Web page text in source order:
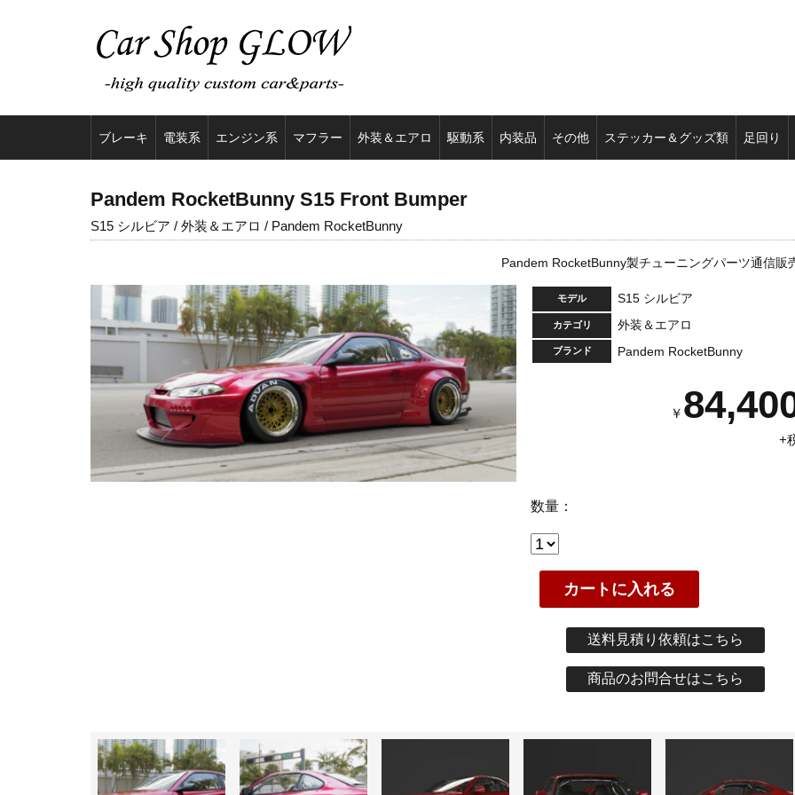
ブレーキ 電装系 エンジン系 マフラー 外装＆エアロ 駆動系 内装品 その他 ステッカー＆グッズ類 足回り
Pandem RocketBunny S15 Front Bumper
S15 シルビア / 外装＆エアロ / Pandem RocketBunny
Pandem RocketBunny製チューニングパーツ通信販
モデル S15 シルビア
カテゴリ 外装＆エアロ
ブランド Pandem RocketBunny
￥
+
数量：